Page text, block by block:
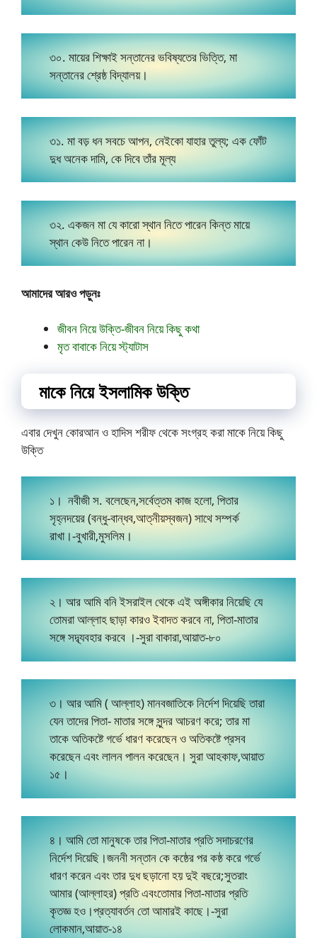
৩০. মায়ের শিক্ষাই সন্তানের ভবিষ্যতের ভিত্তি, মা
সন্তানের শ্রেষ্ঠ বিদ্যালয়।
৩১. মা বড় ধন সবচে আপন, নেইকো যাহার তুল্য; এক ফোঁট
দুধ অনেক দামি, কে দিবে তাঁর মূল্য
৩২. একজন মা যে কারো স্থান নিতে পারেন কিন্ত মায়ে
স্থান কেউ নিতে পারেন না।
আমাদের আরও পড়ুনঃ
জীবন নিয়ে উক্তি-জীবন নিয়ে কিছু কথা
মৃত বাবাকে নিয়ে স্ট্যাটাস
মাকে নিয়ে ইসলামিক উক্তি
এবার দেখুন কোরআন ও হাদিস শরীফ থেকে সংগ্রহ করা মাকে নিয়ে কিছু
উক্তি
১। নবীজী স. বলেছেন,সর্বেত্তম কাজ হলো, পিতার
‍সৃহ্নদয়ের (বন্ধু-বান্ধব,আত্নীয়স্বজন) সাথে সম্পর্ক
রাখা।-বুখারী,মুসলিম।
২। আর আমি বনি ইসরাইল থেকে এই অঙ্গীকার নিয়েছি যে
তোমরা আল্লাহ ছাড়া কারও ইবাদত করবে না, পিতা-মাতার
সঙ্গে সদ্ব্যবহার করবে ।-সুরা বাকারা,আয়াত-৮০
৩। আর আমি ( আল্লাহ) মানবজাতিকে নির্দেশ দিয়েছি তারা
যেন তাদের পিতা- মাতার সঙ্গে সুন্দর আচরণ করে; তার মা
তাকে অতিকষ্টে গর্ভে ধারণ করেছেন ও অতিকষ্টে প্রসব
করেছেন এবং লালন পালন করেছেন। সুরা আহকাফ,আয়াত
১৫।
৪। আমি তো মানুষকে তার পিতা-মাতার প্রতি সদাচরণের
নির্দেশ দিয়েছি।জননী সন্তান কে কষ্ঠের পর কষ্ঠ করে গর্ভে
ধারণ করেন এবং তার দুধ ছড়ানো হয় দুই বছরে;সুতরাং
আমার (আল্লাহর) প্রতি এবংতোমার পিতা-মাতার প্রতি
কৃতজ্ঞ হও।প্রত্যাবর্তন তো আমারই কাছে।-সুরা
লোকমান,আয়াত-১৪